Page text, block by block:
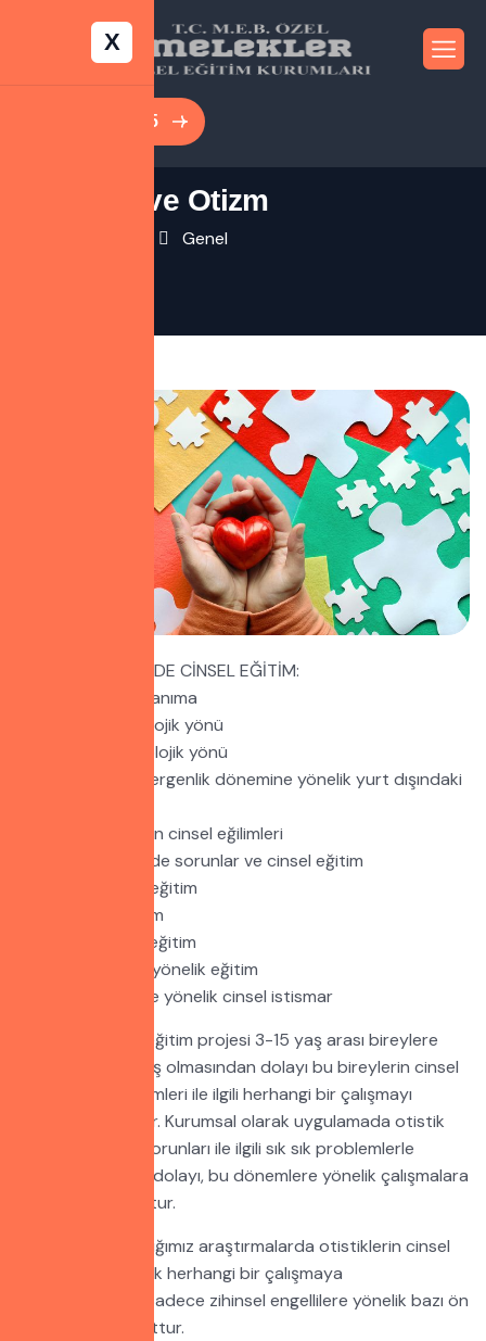
X
0552 156 50 55
Cinsellik ve Otizm
Genel
OTİSTİK BİREYLERDE CİNSEL EĞİTİM:
1. Cinsel kimliğini tanıma
2. Cinselliğin fizyolojik yönü
3. Cinselliğin psikolojik yönü
4. Otistik bireyin ergenlik dönemine yönelik yurt dışındaki
5. Otistik bireylerin cinsel eğilimleri
6. Otistik bireylerde sorunlar ve cinsel eğitim
a- Bireye yönelik eğitim
b- Kurumsal eğitim
c- Aileye yönelik eğitim
d- Yakın çevreye yönelik eğitim
7. Otistik bireylere yönelik cinsel istismar
Otistik çocuklar eğitim projesi 3-15 yaş arası bireylere
yönelik hazırlanmış olmasından dolayı bu bireylerin cinsel
sorunları ve çözümleri ile ilgili herhangi bir çalışmayı
kapsamamaktadır. Kurumsal olarak uygulamada otistik
bireylerin cinsel sorunları ile ilgili sık sık problemlerle
karşılaşıldığından dolayı, bu dönemlere yönelik çalışmalara
ihtiyaç duyulmuştur.
Grup olarak yaptığımız araştırmalarda otistiklerin cinsel
sorunlarına yönelik herhangi bir çalışmaya
rastlanmamıştır. Sadece zihinsel engellilere yönelik bazı ön
çalışmalar mevcuttur.